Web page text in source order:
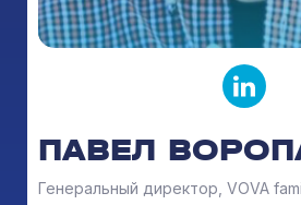
ПАВЕЛ
Генеральный директор, VOVA